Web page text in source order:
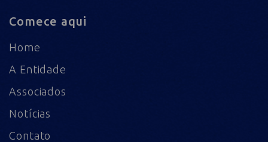
Comece aqui
Home
A Entidade
Associados
Notícias
Contato